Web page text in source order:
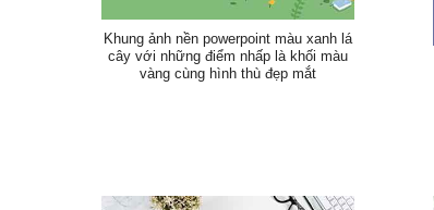
Khung ảnh nền powerpoint màu xanh lá
cây với những điểm nhấp là khối màu
vàng cùng hình thù đẹp mắt